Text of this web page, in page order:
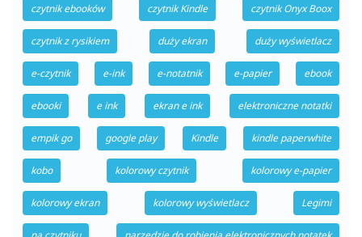
czytnik ebooków czytnik Kindle czytnik Onyx Boox
czytnik z rysikiem duży ekran duży wyświetlacz
e-czytnik e-ink e-notatnik e-papier ebook
ebooki e ink ekran e ink elektroniczne notatki
empik go google play Kindle kindle paperwhite
kobo kolorowy czytnik kolorowy e-papier
kolorowy ekran kolorowy wyświetlacz Legimi